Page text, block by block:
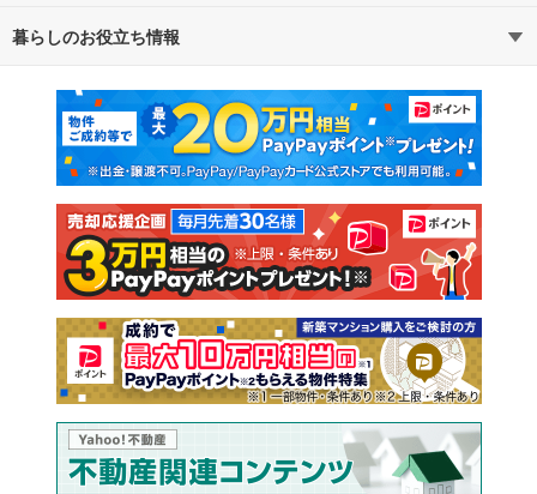
不動産・住宅
新築マンション 中古マンション
新築一戸建て 中古一戸建て
注文住宅 土地
売却査定
暮らしのお役立ち情報
マンションカタログ 教えて！住まいの先生